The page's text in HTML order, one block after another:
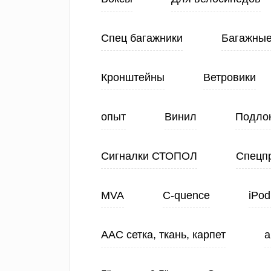
Спец багажники
Кронштейны Ветровики
опыт Винил
Сигналки СТОПОЛ
MVA C-quence
ААС сетка, ткань, карпет